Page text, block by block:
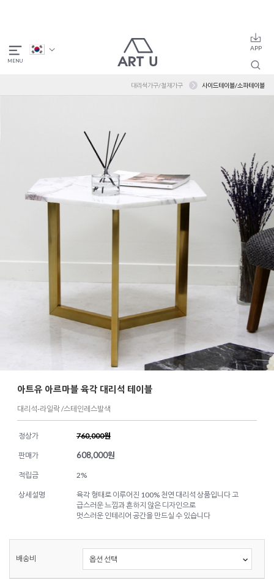
대리석가구/철재가구 사이드테이블/소파테이블
아트유 아르마블 육각 대리석 테이블
대리석-라일락 /스테인레스발색
정상가 760,000원
판매가 608,000원
적립금 2%
상세설명
육각 형태로 이루어진 100% 천연 대리석 상품입니다 고
급스러운 느낌과 흔하지 않은 디자인으로
멋스러운 인테리어 공간을 만드실 수 있습니다
배송비